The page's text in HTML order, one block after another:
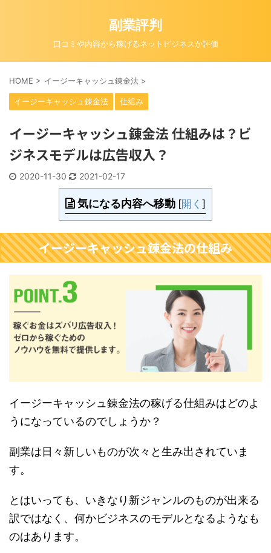
副業評判
口コミや内容から稼げるネットビジネスか評価
HOME > イージーキャッシュ錬金法 >
イージーキャッシュ錬金法 仕組み
イージーキャッシュ錬金法 仕組みは？ビ
ジネスモデルは広告収入？
2020-11-30 2021-02-17
気になる内容へ移動 [開く ]
イージーキャッシュ錬金法の仕組み
イージーキャッシュ錬金法の稼げる仕組みはどのよ
うになっているのでしょうか？
副業は日々新しいものが次々と生み出されていま
す。
とはいっても、いきなり新ジャンルのものが出来る
訳ではなく、何かビジネスのモデルとなるようなも
のはあります。